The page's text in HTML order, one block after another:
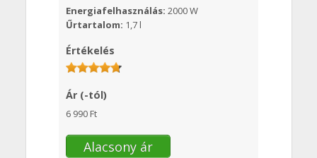
Energiafelhasználás: 2000 W
Űrtartalom: 1,7 l
Értékelés
Ár (-tól)
6 990 Ft
Alacsony ár